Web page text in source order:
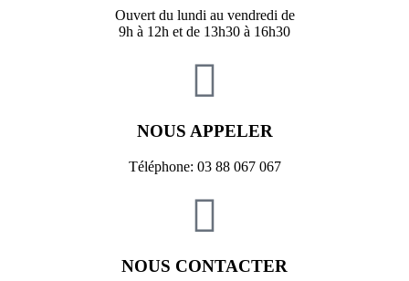
Ouvert du lundi au vendredi de
9h à 12h et de 13h30 à 16h30
NOUS APPELER
Téléphone: 03 88 067 067
NOUS CONTACTER